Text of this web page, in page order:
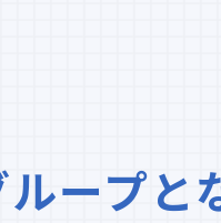
ープと